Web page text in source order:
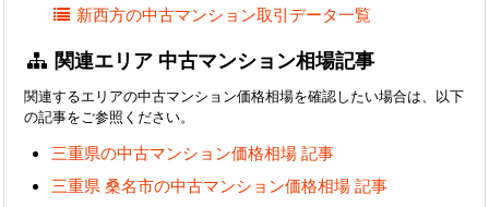
新西方の中古マンション取引データ一覧
関連エリア 中古マンション相場記事
関連するエリアの中古マンション価格相場を確認したい場合は、以下
の記事をご参照ください。
三重県の中古マンション価格相場 記事
三重県 桑名市の中古マンション価格相場 記事